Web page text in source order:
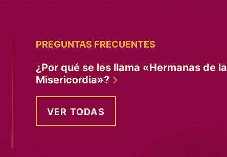
PREGUNTAS FRECUENTES
¿Por qué se les llama «Hermanas de la
Misericordia»?
VER TODAS